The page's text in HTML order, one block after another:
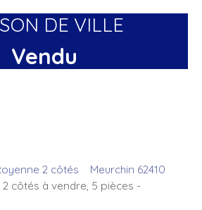
DE VILLE
Vendu
2 côtés
Meurchin 62410
côtés à vendre, 5 pièces -